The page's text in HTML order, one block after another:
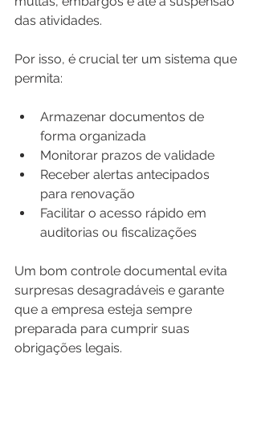
das atividades.
Por isso, é crucial ter um sistema que
permita:
Armazenar documentos de
forma organizada
Monitorar prazos de validade
Receber alertas antecipados
para renovação
Facilitar o acesso rápido em
auditorias ou fiscalizações
Um bom controle documental evita
surpresas desagradáveis e garante
que a empresa esteja sempre
preparada para cumprir suas
obrigações legais.